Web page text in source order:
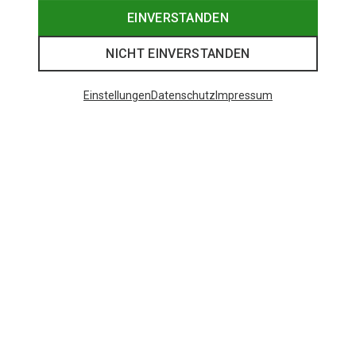
EINVERSTANDEN
NICHT EINVERSTANDEN
EinstellungenDatenschutz Impressum